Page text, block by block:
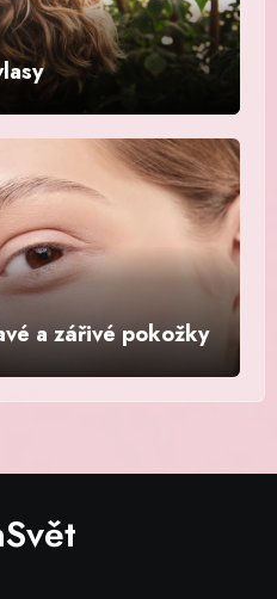
a zářivé pokožky